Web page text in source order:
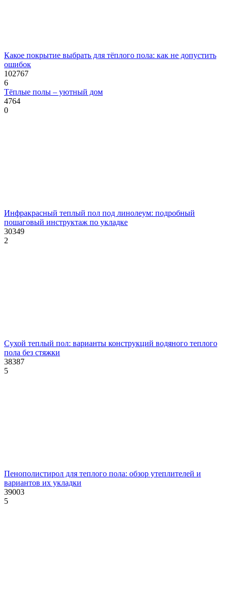
Какое покрытие выбрать для тёплого пола: как не допустить
ошибок
102767
6
Тёплые полы – уютный дом
4764
0
Инфракрасный теплый пол под линолеум: подробный
пошаговый инструктаж по укладке
30349
2
Сухой теплый пол: варианты конструкций водяного теплого
пола без стяжки
38387
5
Пенополистирол для теплого пола: обзор утеплителей и
вариантов их укладки
39003
5